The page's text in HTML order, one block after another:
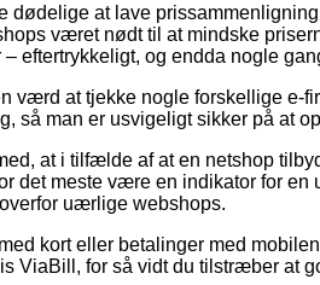
dødelige at lave
været nødt til at mindske
eftertrykkeligt, og endda nogle
værd at tjekke nogle forskellige e-
så man er usvigeligt sikker på at
at i tilfælde af at en netshop
det meste være en indikator for
uærlige webshops.
kort eller betalinger med
ViaBill, for så vidt du tilstræber at